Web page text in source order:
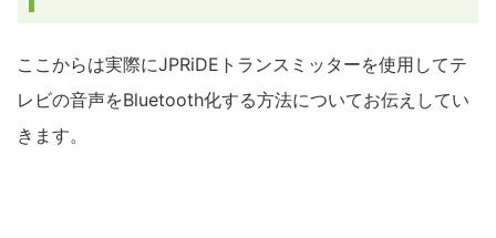
ここからは実際にJPRiDEトランスミッターを使用してテ
レビの音声をBluetooth化する方法についてお伝えしてい
きます。